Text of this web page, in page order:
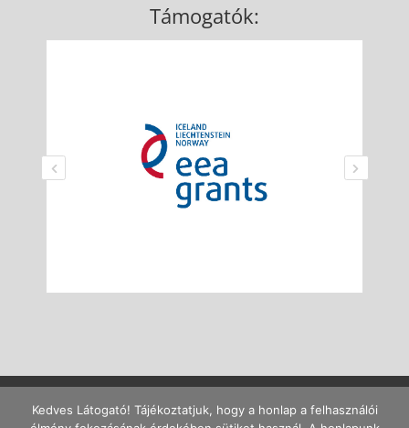
Támogatók:
Kedves Látogató! Tájékoztatjuk, hogy a honlap a felhasználói